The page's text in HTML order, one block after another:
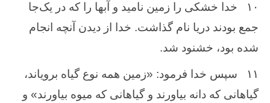
۱۰
خدا خشكی را زمین ‌نامید و آبها را كه ‌در یک‌‌جا
جمع ‌بودند دریا نام‌ گذاشت‌. خدا از دیدن‌ آنچه ‌انجام‌
شده ‌بود، خشنود شد.
۱۱
سپس‌ خدا فرمود: «زمین ‌همه ‌نوع‌ گیاه‌ برویاند،
گیاهانی كه ‌دانه بیاورند و گیاهانی كه‌ میوه‌ بیاورند» و